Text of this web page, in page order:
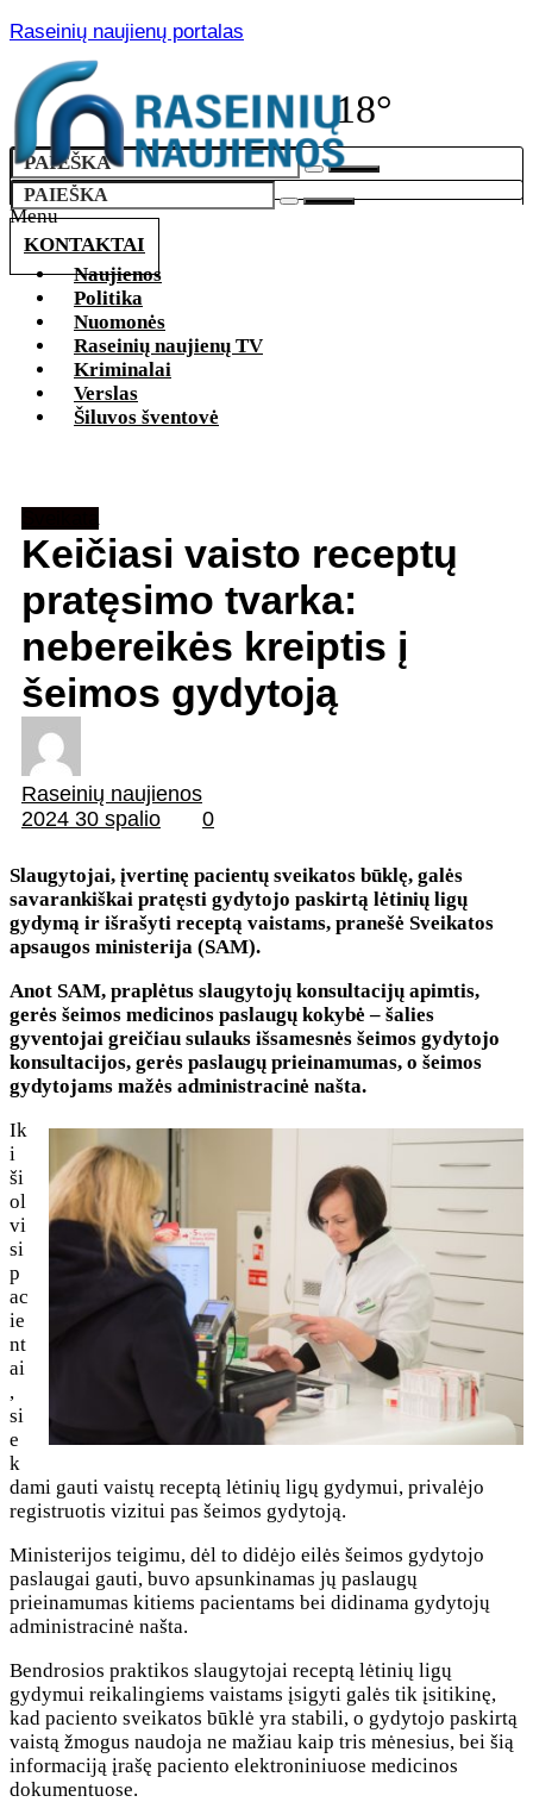
Raseinių naujienų portalas
18°
KONTAKTAI
Menu
Naujienos
Politika
Nuomonės
Raseinių naujienų TV
Kriminalai
Verslas
Šiluvos šventovė
Keičiasi vaisto receptų
pratęsimo tvarka:
nebereikės kreiptis į
šeimos gydytoją
Raseinių naujienos
2024 30 spalio
0
Slaugytojai, įvertinę pacientų sveikatos būklę, galės
savarankiškai pratęsti gydytojo paskirtą lėtinių ligų
gydymą ir išrašyti receptą vaistams, pranešė Sveikatos
apsaugos ministerija (SAM).
Anot SAM, praplėtus slaugytojų konsultacijų apimtis,
gerės šeimos medicinos paslaugų kokybė – šalies
gyventojai greičiau sulauks išsamesnės šeimos gydytojo
konsultacijos, gerės paslaugų prieinamumas, o šeimos
gydytojams mažės administracinė našta.
Ik
i
ši
ol
vi
si
p
ac
ie
nt
ai
,
si
e
k
dami gauti vaistų receptą lėtinių ligų gydymui, privalėjo
registruotis vizitui pas šeimos gydytoją.
Ministerijos teigimu, dėl to didėjo eilės šeimos gydytojo
paslaugai gauti, buvo apsunkinamas jų paslaugų
prieinamumas kitiems pacientams bei didinama gydytojų
administracinė našta.
Bendrosios praktikos slaugytojai receptą lėtinių ligų
gydymui reikalingiems vaistams įsigyti galės tik įsitikinę,
kad paciento sveikatos būklė yra stabili, o gydytojo paskirtą
vaistą žmogus naudoja ne mažiau kaip tris mėnesius, bei šią
informaciją įrašę paciento elektroniniuose medicinos
dokumentuose.